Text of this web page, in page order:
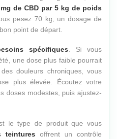
de CBD par 5 kg de poids
pesez 70 kg, un dosage de
point de départ.
spécifiques. Si vous
une dose plus faible pourrait
douleurs chroniques, vous
plus élevée. Écoutez votre
doses modestes, puis ajustez-
le type de produit que vous
teintures offrent un contrôle